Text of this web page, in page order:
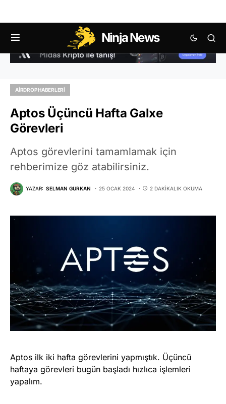
Ninja News
AIRDROP HABERLERI
Aptos Üçüncü Hafta Galxe
Görevleri
Aptos görevlerini tamamlamak için
rehberimize göz atabilirsiniz.
YAZAR: SELMAN GURKAN 25 OCAK 2024 2 DAKIKALIK OKUMA
Aptos ilk iki hafta görevlerini yapmıştık. Üçüncü
haftaya görevleri bugün başladı hızlıca işlemleri
yapalım.